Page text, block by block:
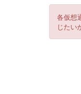
各仮想
じたい